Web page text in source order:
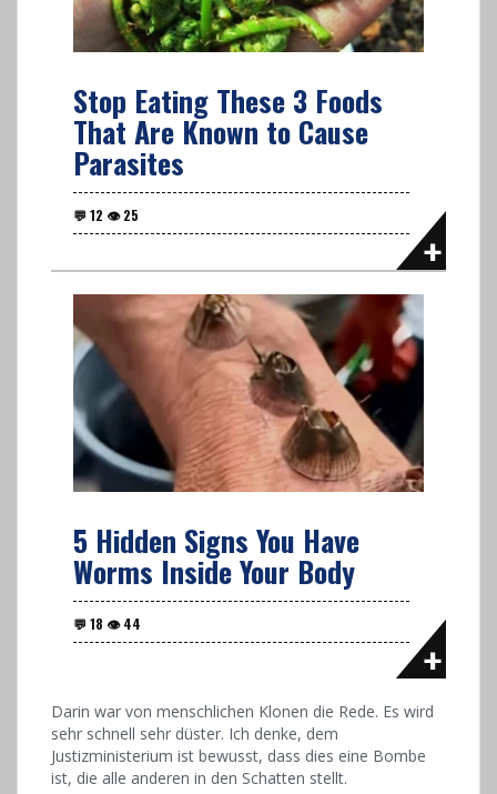
Stop Eating These 3 Foods
That Are Known to Cause
Parasites
5 Hidden Signs You Have
Worms Inside Your Body
Darin war von menschlichen Klonen die Rede. Es wird
sehr schnell sehr düster. Ich denke, dem
Justizministerium ist bewusst, dass dies eine Bombe
ist, die alle anderen in den Schatten stellt.